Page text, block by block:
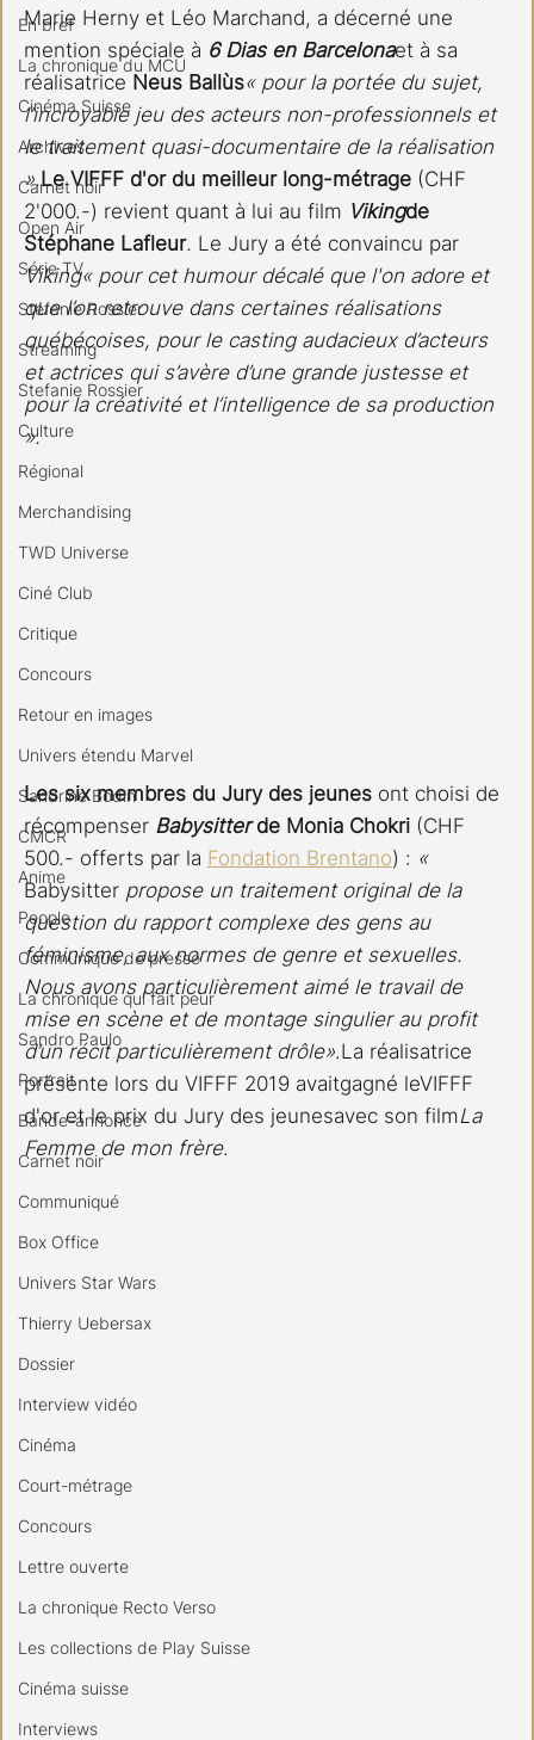
En bref
La chronique du MCU
Cinéma Suisse
Archives
Carnet noir
Open Air
Série TV
Stéfanie Rossier
Streaming
Stefanie Rossier
Culture
Régional
Merchandising
TWD Universe
Ciné Club
Critique
Concours
Retour en images
Univers étendu Marvel
Sandrine Bodin
CMCR
Anime
People
Communiqué de presse
La chronique qui fait peur
Sandro Paulo
Portrait
Bande-annonce
Carnet noir
Communiqué
Box Office
Univers Star Wars
Thierry Uebersax
Dossier
Interview vidéo
Cinéma
Court-métrage
Concours
Lettre ouverte
La chronique Recto Verso
Les collections de Play Suisse
Cinéma suisse
Interviews
Marie Herny et Léo Marchand, a décerné une
mention spéciale à 6 Dias en Barcelonaet à sa
réalisatrice Neus Ballùs« pour la portée du sujet,
l’incroyable jeu des acteurs non-professionnels et
le traitement quasi-documentaire de la réalisation
».Le VIFFF d'or du meilleur long-métrage (CHF
2'000.-) revient quant à lui au film Vikingde
Stéphane Lafleur. Le Jury a été convaincu par
Viking« pour cet humour décalé que l'on adore et
que l’on retrouve dans certaines réalisations
québécoises, pour le casting audacieux d’acteurs
et actrices qui s’avère d’une grande justesse et
pour la créativité et l’intelligence de sa production
».
Les six membres du Jury des jeunes ont choisi de
récompenser Babysitter de Monia Chokri (CHF
500.- offerts par la Fondation Brentano) : «
Babysitter propose un traitement original de la
question du rapport complexe des gens au
féminisme, aux normes de genre et sexuelles.
Nous avons particulièrement aimé le travail de
mise en scène et de montage singulier au profit
d’un récit particulièrement drôle».La réalisatrice
présente lors du VIFFF 2019 avaitgagné leVIFFF
d'or et le prix du Jury des jeunesavec son filmLa
Femme de mon frère.